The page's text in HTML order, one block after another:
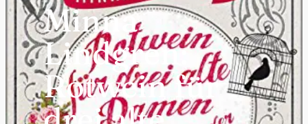
Minna
Lindgren:
Rotwein für